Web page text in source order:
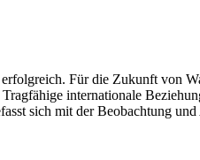
Für die Zukunft von
internationale
sich mit der Beobachtung